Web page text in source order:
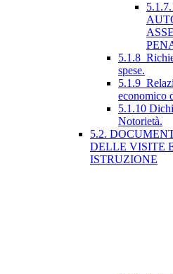
spese.
economico
5.1.10
Notorietà.
5.2.
DELLE VISITE
ISTRUZIONE